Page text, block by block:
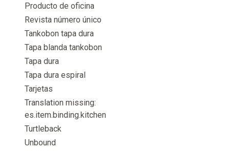
Producto de oficina
Revista número único
Tankobon tapa dura
Tapa blanda tankobon
Tapa dura
Tapa dura espiral
Tarjetas
Translation missing:
es.item.binding.kitchen
Turtleback
Unbound